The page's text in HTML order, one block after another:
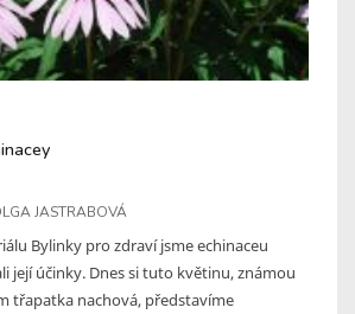
JASTRABOVÁ
Bylinky pro zdraví jsme echinaceu
její účinky. Dnes si tuto květinu, známou
třapatka nachová, představíme